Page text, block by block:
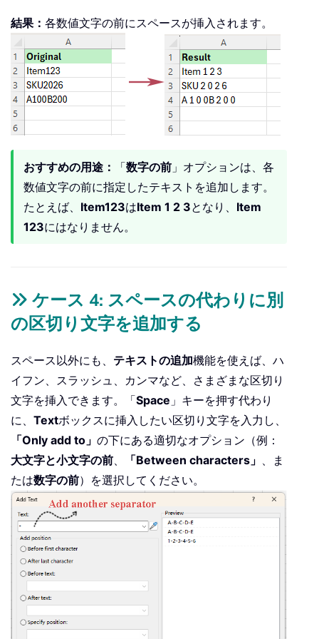
結果： 各数値文字の前にスペースが挿入されます。
おすすめの用途： 「数字の前 」オプションは、各
数値文字の前に指定したテキストを追加します。
たとえば、 Item123はItem 1 2 3となり、 Item
123にはなりません。
ケース 4: スペースの代わりに別
の区切り文字を追加する
スペース以外にも、 テキストの追加機能を使えば、ハ
イフン、スラッシュ、カンマなど、さまざまな区切り
文字を挿入できます。「Space 」キーを押す代わり
に、 Textボックスに挿入したい区切り文字を入力し、
「Only add to」 の下にある適切なオプション（例：
大文字と小文字の前、 「Between characters」 、ま
たは数字の前）を選択してください。